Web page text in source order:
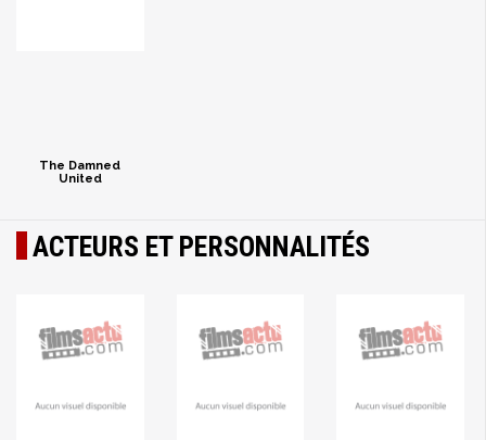
The Damned
United
ACTEURS ET PERSONNALITÉS